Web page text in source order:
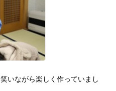
いながら楽しく作っていまし